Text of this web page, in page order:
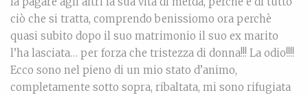
ciò che si tratta, comprendo benissiomo ora perchè
quasi subito dopo il suo matrimonio il suo ex marito
l’ha lasciata… per forza che tristezza di donna!!! La odio!!!!
Ecco sono nel pieno di un mio stato d’animo,
completamente sotto sopra, ribaltata, mi sono rifugiata